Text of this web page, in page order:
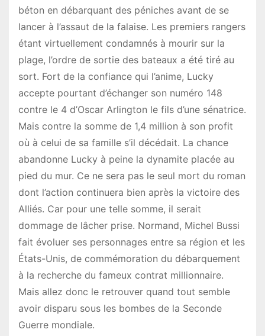
béton en débarquant des péniches avant de se
lancer à l’assaut de la falaise. Les premiers rangers
étant virtuellement condamnés à mourir sur la
plage, l’ordre de sortie des bateaux a été tiré au
sort. Fort de la confiance qui l’anime, Lucky
accepte pourtant d’échanger son numéro 148
contre le 4 d’Oscar Arlington le fils d’une sénatrice.
Mais contre la somme de 1,4 million à son profit
où à celui de sa famille s’il décédait. La chance
abandonne Lucky à peine la dynamite placée au
pied du mur. Ce ne sera pas le seul mort du roman
dont l’action continuera bien après la victoire des
Alliés. Car pour une telle somme, il serait
dommage de lâcher prise. Normand, Michel Bussi
fait évoluer ses personnages entre sa région et les
États-Unis, de commémoration du débarquement
à la recherche du fameux contrat millionnaire.
Mais allez donc le retrouver quand tout semble
avoir disparu sous les bombes de la Seconde
Guerre mondiale.